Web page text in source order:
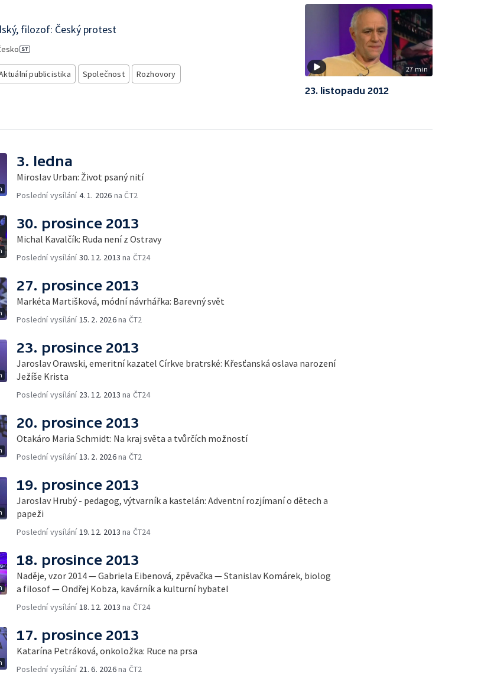
filozof: Český protest
publicistika Společnost Rozhovory 27 min
23. listopadu 2012
3. ledna
Miroslav Urban: Život psaný nití
Poslední vysílání4. 1. 2026 na ČT2
30. prosince 2013
Michal Kavalčík: Ruda není z Ostravy
Poslední vysílání30. 12. 2013 na ČT24
27. prosince 2013
Markéta Martišková, módní návrhářka: Barevný svět
Poslední vysílání 15. 2. 2026na ČT2
23. prosince 2013
Jaroslav Orawski, emeritní kazatel Církve bratrské: Křesťanská oslava narození
Ježíše Krista
Poslední vysílání 23. 12. 2013 na ČT24
20. prosince 2013
Otakáro Maria Schmidt: Na kraj světa a tvůrčích možností
Poslední vysílání 13. 2. 2026na ČT2
19. prosince 2013
Jaroslav Hrubý - pedagog, výtvarník a kastelán: Adventní rozjímaní o dětech a
papeži
Poslední vysílání 19. 12. 2013 na ČT24
18. prosince 2013
Naděje, vzor 2014 — Gabriela Eibenová, zpěvačka — Stanislav Komárek, biolog
a filosof — Ondřej Kobza, kavárník a kulturní hybatel
Poslední vysílání 18. 12. 2013 na ČT24
17. prosince 2013
Katarína Petráková, onkoložka: Ruce na prsa
Poslední vysílání 21. 6. 2026na ČT2